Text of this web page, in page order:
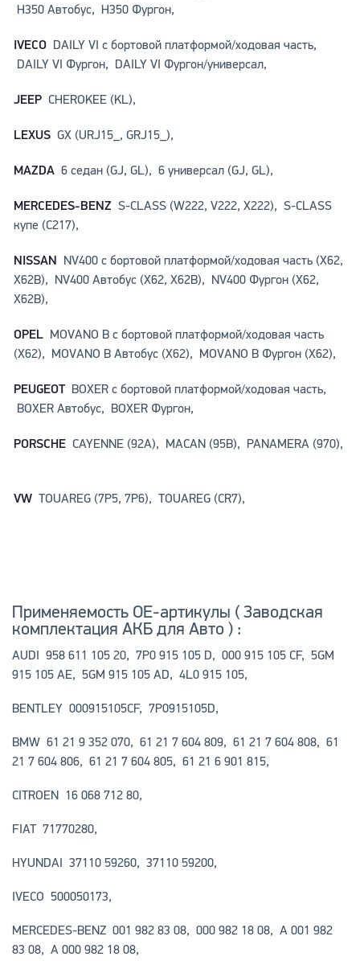
H350 Автобус, H350 Фургон,
IVECODAILY VI c бортовой платформой/ходовая часть,
DAILY VI Фургон, DAILY VI Фургон/универсал,
JEEPCHEROKEE (KL),
LEXUSGX (URJ15_, GRJ15_),
MAZDA6 седан (GJ, GL), 6 универсал (GJ, GL),
MERCEDES-BENZ S-CLASS (W222, V222, X222), S-CLASS
купе (C217),
NISSAN NV400 c бортовой платформой/ходовая часть (X62,
X62B), NV400 Автобус (X62, X62B), NV400 Фургон (X62,
X62B),
OPELMOVANO B c бортовой платформой/ходовая часть
(X62), MOVANO B Автобус (X62), MOVANO B Фургон (X62),
PEUGEOTBOXER c бортовой платформой/ходовая часть,
BOXER Автобус, BOXER Фургон,
PORSCHECAYENNE (92A), MACAN (95B), PANAMERA (970),
VWTOUAREG (7P5, 7P6), TOUAREG (CR7),
Применяемость OE-артикулы ( Заводская
комплектация АКБ для Авто ) :
AUDI 958 611 105 20, 7P0 915 105 D, 000 915 105 CF, 5GM
915 105 AE, 5GM 915 105 AD, 4L0 915 105,
BENTLEY 000915105CF, 7P0915105D,
BMW 61 21 9 352 070, 61 21 7 604 809, 61 21 7 604 808, 61
21 7 604 806, 61 21 7 604 805, 61 21 6 901 815,
CITROEN 16 068 712 80,
FIAT 71770280,
HYUNDAI 37110 59260, 37110 59200,
IVECO 500050173,
MERCEDES-BENZ 001 982 83 08, 000 982 18 08, A 001 982
83 08, A 000 982 18 08,